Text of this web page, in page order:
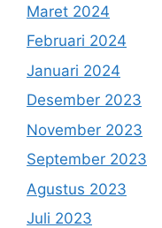
Maret 2024
Februari 2024
Januari 2024
Desember 2023
November 2023
September 2023
Agustus 2023
Juli 2023